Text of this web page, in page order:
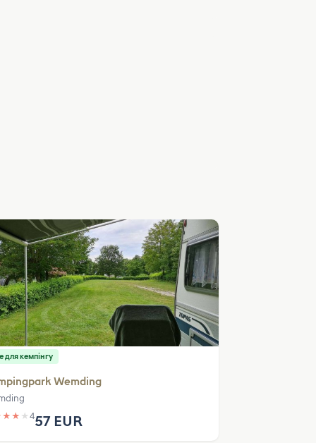
для кемпінгу
Wemding
★ ★ ★ 457 EUR